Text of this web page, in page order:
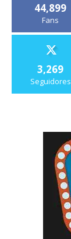
44,899
Fans
3,269
Seguidores